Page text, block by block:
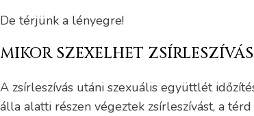
De térjünk a lényegre!
MIKOR SZEXELHET
A zsírleszívás utáni szexuális együttlét
álla alatti részen végeztek zsírleszívást, a